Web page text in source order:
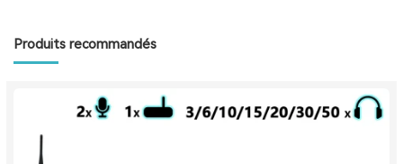
Produits recommandés